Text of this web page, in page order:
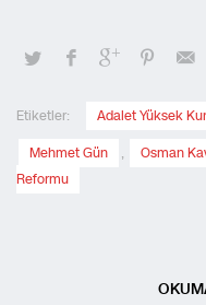
Etiketler: Adalet Yüksek
Mehmet Gün , Osman
Reformu